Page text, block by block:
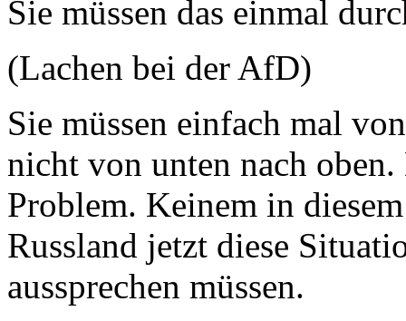
Sie müssen das einmal
(Lachen bei der AfD)
Sie müssen einfach mal
nicht von unten nach
Problem. Keinem in
Russland jetzt diese
aussprechen müssen.